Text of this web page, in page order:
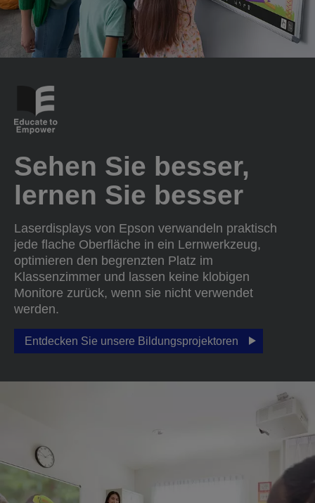
Sehen Sie besser,
lernen Sie besser
Laserdisplays von Epson verwandeln praktisch
jede flache Oberfläche in ein Lernwerkzeug,
optimieren den begrenzten Platz im
Klassenzimmer und lassen keine klobigen
Monitore zurück, wenn sie nicht verwendet
werden.
Entdecken Sie unsere Bildungsprojektoren